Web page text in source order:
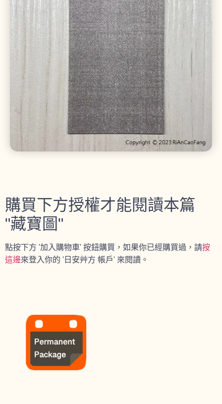
購買下方授權才能閱讀本篇
"藏寶圖"
點按下方 '加入購物車' 按鈕購買，如果你已經購買過，請按
這邊來登入你的 '日安艸方 帳戶' 來閱讀。